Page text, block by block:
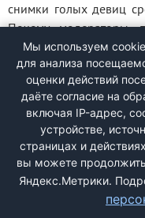
снимки голых девиц
Почему модераторы
похабщину,
превращать
нужно изолировать, а
Мы используем
для анализа
оценки действий
даёте согласие на
включая IP-адрес,
устройстве,
страницах и
вы можете продолжить
Яндекс.Метрики.